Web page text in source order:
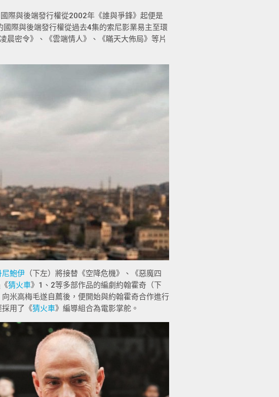
際與後端發行權從2002年《誰與爭鋒》起便是
際與後端發行權從過去4集的索尼影業易主至環
晨密令》、《雲端情人》、《瞞天大佈局》等片
尼鮑伊 （下左）將接替《空降危機》、《惡魔四
猜火車》1、2等多部作品的編劇約翰霍奇（下
米高梅毛遂自薦後，便開始與約翰霍奇合作進行
用了《猜火車》編導組合為電影掌舵。